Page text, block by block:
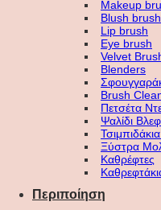
Makeup
Blush brush
Lip brush
Eye brush
Velvet
Blenders
Brush
Πετσέτα
Ψαλίδι
Ξύστρα
Καθρέφτες
Περιποίηση